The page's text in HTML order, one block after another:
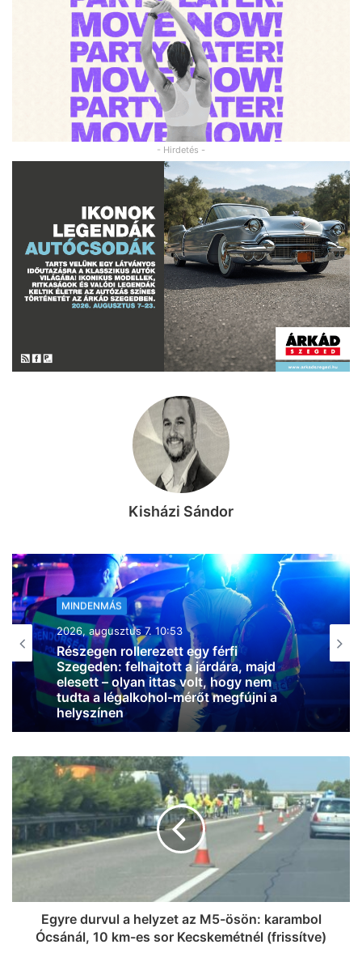
- Hirdetés -
Kisházi Sándor
MINDENMÁS
2026, augusztus 7. 08:56
Súlyos baleset történt
Hódmezővásárhelynél, egy embert ki
kellett emelni az egyik járműből
Egyre durvul a helyzet az M5-ösön: karambol
Ócsánál, 10 km-es sor Kecskemétnél (frissítve)